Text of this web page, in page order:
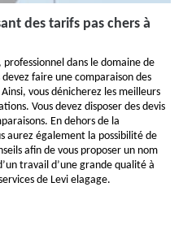
des tarifs pas chers à
dans le domaine de
faire une comparaison des
vous dénicherez les meilleurs
Vous devez disposer des devis
En dehors de la
aurez également la possibilité de
afin de vous proposer un nom
travail d’une grande qualité à
de Levi elagage.